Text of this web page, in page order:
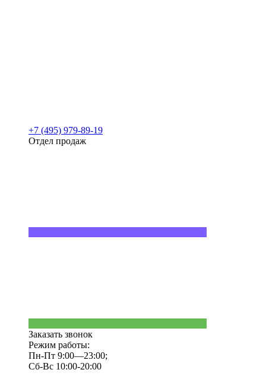
+7 (495) 979-89-19
Отдел продаж
Заказать звонок
Режим работы:
Пн-Пт 9:00—23:00;
Сб-Вс 10:00-20:00